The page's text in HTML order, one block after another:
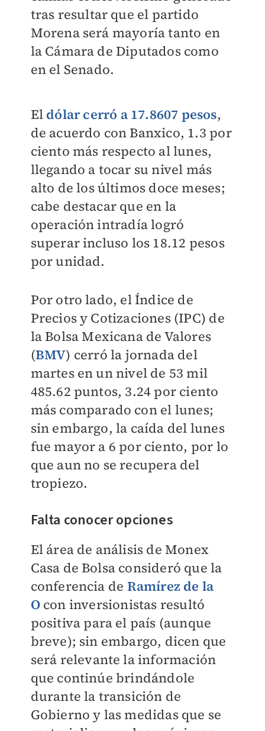
tras resultar que el partido
Morena será mayoría tanto en
la Cámara de Diputados como
en el Senado.
El dólar cerró a 17.8607 pesos,
de acuerdo con Banxico, 1.3 por
ciento más respecto al lunes,
llegando a tocar su nivel más
alto de los últimos doce meses;
cabe destacar que en la
operación intradía logró
superar incluso los 18.12 pesos
por unidad.
Por otro lado, el Índice de
Precios y Cotizaciones (IPC) de
la Bolsa Mexicana de Valores
(BMV) cerró la jornada del
martes en un nivel de 53 mil
485.62 puntos, 3.24 por ciento
más comparado con el lunes;
sin embargo, la caída del lunes
fue mayor a 6 por ciento, por lo
que aun no se recupera del
tropiezo.
Falta conocer opciones
El área de análisis de Monex
Casa de Bolsa consideró que la
conferencia de Ramírez de la
Ocon inversionistas resultó
positiva para el país (aunque
breve); sin embargo, dicen que
será relevante la información
que continúe brindándole
durante la transición de
Gobierno y las medidas que se